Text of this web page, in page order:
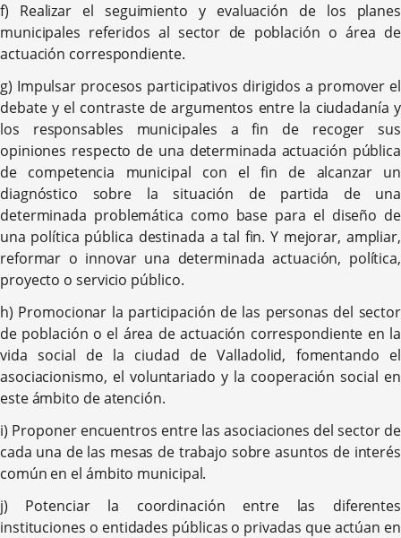
f) Realizar el seguimiento y evaluación de los planes
municipales referidos al sector de población o área de
actuación correspondiente.
g) Impulsar procesos participativos dirigidos a promover el
debate y el contraste de argumentos entre la ciudadanía y
los responsables municipales a fin de recoger sus
opiniones respecto de una determinada actuación pública
de competencia municipal con el fin de alcanzar un
diagnóstico sobre la situación de partida de una
determinada problemática como base para el diseño de
una política pública destinada a tal fin. Y mejorar, ampliar,
reformar o innovar una determinada actuación, política,
proyecto o servicio público.
h) Promocionar la participación de las personas del sector
de población o el área de actuación correspondiente en la
vida social de la ciudad de Valladolid, fomentando el
asociacionismo, el voluntariado y la cooperación social en
este ámbito de atención.
i) Proponer encuentros entre las asociaciones del sector de
cada una de las mesas de trabajo sobre asuntos de interés
común en el ámbito municipal.
j) Potenciar la coordinación entre las diferentes
instituciones o entidades públicas o privadas que actúan en